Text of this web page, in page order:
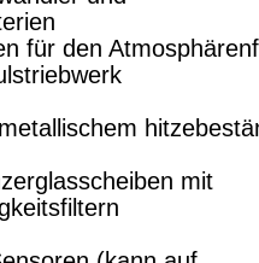
für den
mit